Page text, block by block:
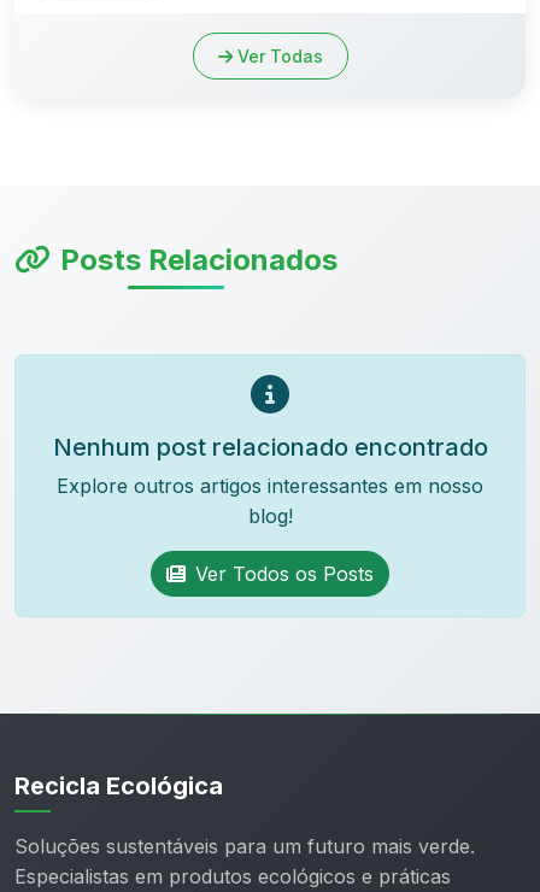
Ver Todas
Posts Relacionados
Nenhum post relacionado encontrado
Explore outros artigos interessantes em nosso
blog!
Ver Todos os Posts
Recicla Ecológica
Soluções sustentáveis para um futuro mais verde.
Especialistas em produtos ecológicos e práticas